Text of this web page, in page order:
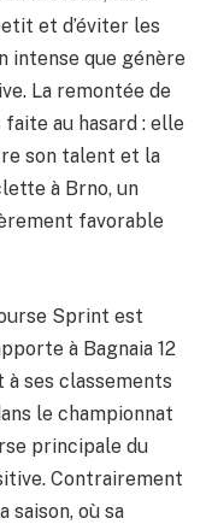
et d’éviter les
intense que génère
La remontée de
faite au hasard : elle
son talent et la
à Brno, un
favorable
Sprint est
à Bagnaia 12
à ses classements
le championnat
principale du
Contrairement
saison, où sa